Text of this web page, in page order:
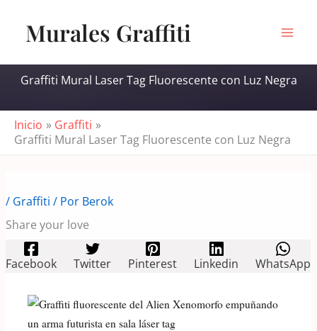
contenidoMurales Graffiti
Graffiti Mural Laser Tag Fluorescente con Luz Negra
Inicio
Graffiti
Graffiti Mural Laser Tag Fluorescente con Luz Negra
/ Graffiti / Por Berok
Share your love
Facebook Twitter Pinterest Linkedin WhatsApp